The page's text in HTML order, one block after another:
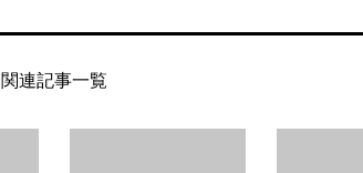
関連記事一覧